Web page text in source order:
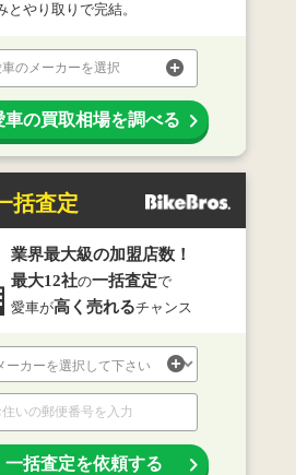
とやり取りで完結。
のメーカーを選択
車の買取相場を調べる
括査定
業界最大級の加盟店数！
最大12社の一括査定で
愛車が高く売れるチャンス
一括査定を依頼する